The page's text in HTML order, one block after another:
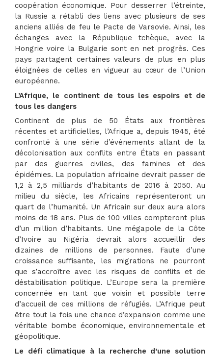
coopération économique. Pour desserrer l’étreinte,
la Russie a rétabli des liens avec plusieurs de ses
anciens alliés de feu le Pacte de Varsovie. Ainsi, les
échanges avec la République tchèque, avec la
Hongrie voire la Bulgarie sont en net progrès. Ces
pays partagent certaines valeurs de plus en plus
éloignées de celles en vigueur au cœur de l’Union
européenne.
L’Afrique, le continent de tous les espoirs et de
tous les dangers
Continent de plus de 50 États aux frontières
récentes et artificielles, l’Afrique a, depuis 1945, été
confronté à une série d’évènements allant de la
décolonisation aux conflits entre États en passant
par des guerres civiles, des famines et des
épidémies. La population africaine devrait passer de
1,2 à 2,5 milliards d’habitants de 2016 à 2050. Au
milieu du siècle, les Africains représenteront un
quart de l’humanité. Un Africain sur deux aura alors
moins de 18 ans. Plus de 100 villes compteront plus
d’un million d’habitants. Une mégapole de la Côte
d’Ivoire au Nigéria devrait alors accueillir des
dizaines de millions de personnes. Faute d’une
croissance suffisante, les migrations ne pourront
que s’accroître avec les risques de conflits et de
déstabilisation politique. L’Europe sera la première
concernée en tant que voisin et possible terre
d’accueil de ces millions de réfugiés. L’Afrique peut
être tout la fois une chance d’expansion comme une
véritable bombe économique, environnementale et
géopolitique.
Le défi climatique à la recherche d’une solution